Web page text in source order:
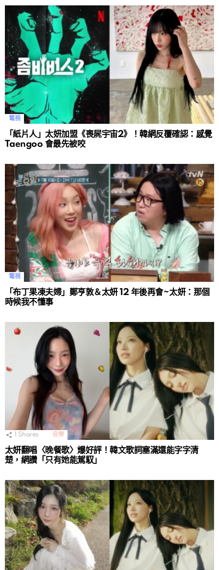
電視
「紙片人」太妍加盟《喪屍宇宙2》！韓網反覆確認：感覺
Taengoo 會最先被咬
電視
「布丁果凍夫婦」鄭亨敦＆太妍 12 年後再會~太妍：那個
時候我不懂事
Shares 音樂
太妍翻唱〈晚餐歌〉爆好評！韓文歌詞塞滿還能字字清
楚，網讚「只有她能駕馭」